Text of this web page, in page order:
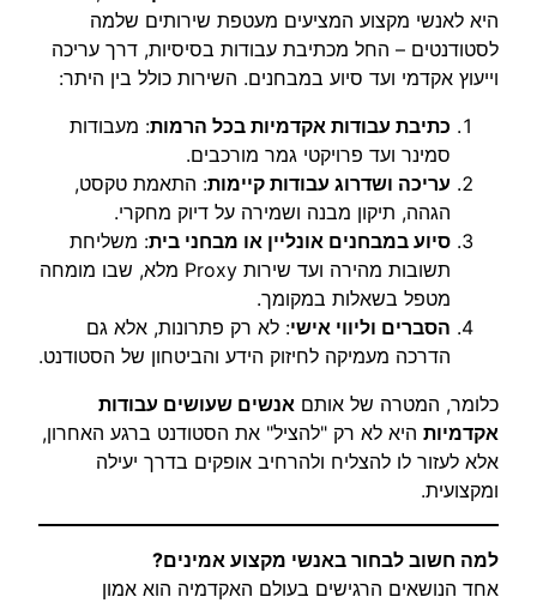
היא לאנשי מקצוע המציעים מעטפת שירותים שלמה
לסטודנטים – החל מכתיבת עבודות בסיסיות, דרך עריכה
וייעוץ אקדמי ועד סיוע במבחנים. השירות כולל בין היתר:
כתיבת עבודות אקדמיות בכל הרמות: מעבודות
סמינר ועד פרויקטי גמר מורכבים.
עריכה ושדרוג עבודות קיימות: התאמת טקסט,
הגהה, תיקון מבנה ושמירה על דיוק מחקרי.
סיוע במבחנים אונליין או מבחני בית: משליחת
תשובות מהירה ועד שירות Proxy מלא, שבו מומחה
מטפל בשאלות במקומך.
הסברים וליווי אישי: לא רק פתרונות, אלא גם
הדרכה מעמיקה לחיזוק הידע והביטחון של הסטודנט.
כלומר, המטרה של אותם אנשים שעושים עבודות
אקדמיות היא לא רק "להציל" את הסטודנט ברגע האחרון,
אלא לעזור לו להצליח ולהרחיב אופקים בדרך יעילה
ומקצועית.
למה חשוב לבחור באנשי מקצוע אמינים?
אחד הנושאים הרגישים בעולם האקדמיה הוא אמון